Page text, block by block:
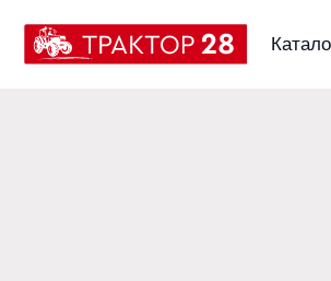
Каталог